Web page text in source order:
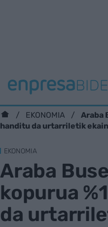
EKONOMIA
Araba
handitu da urtarriletik
EKONOMIA
Araba
kopurua
da